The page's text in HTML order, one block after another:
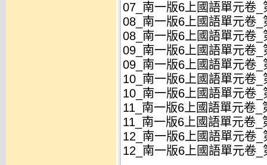
07_南一版6上國語單元卷
08_南一版6上國語單元卷
08_南一版6上國語單元卷
09_南一版6上國語單元卷
09_南一版6上國語單元卷
10_南一版6上國語單元卷
10_南一版6上國語單元卷
11_南一版6上國語單元卷
11_南一版6上國語單元卷
12_南一版6上國語單元卷
12_南一版6上國語單元卷